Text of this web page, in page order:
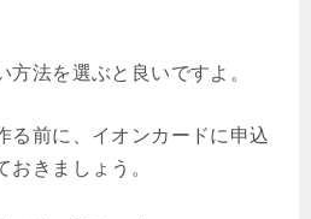
方法を選ぶと良いですよ。
る前に、イオンカードに申込
おきましょう。